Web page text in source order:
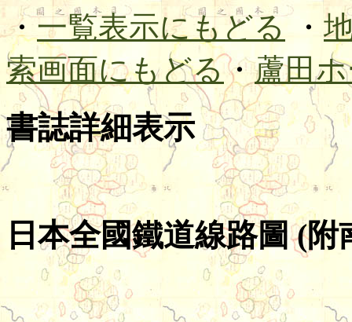
・一覧表示にもどる・
索画面にもどる・蘆田
書誌詳細表示
日本全國鐵道線路圖 (